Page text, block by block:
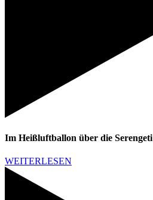
Im Heißluftballon über die Serengeti
WEITERLESEN